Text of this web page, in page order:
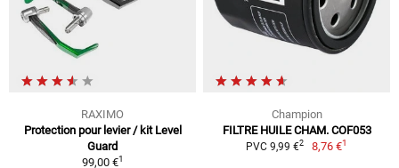
RAXIMO
Protection pour levier / kit Level
Guard
99,00 €1
Champion
FILTRE HUILE CHAM. COF053
PVC 9,99 €2 8,76 €1